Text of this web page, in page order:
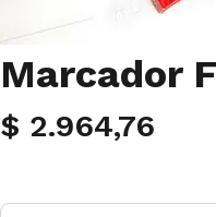
Marcador
$ 2.964,76